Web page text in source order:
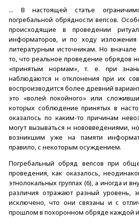
... В настоящей статье
погребальной обрядности вепсов.
происходящие в проведении
информаторов, и по ходу
литературным источникам. Но
то, что реальное проведение обрядов
«принятым нормам», т. е. при
наблюдаются н отклонения при их
воспроизводится более древний
это «волей покойного» или
которых соблюдение принятых в
оказалось по каким-то причинам
могут вызываться н нововведениями,
возникшим уже на памяти
правило, с некоторым осуждением.
Погребальный обряд вепсов при
проведения, как оказалось,
этнолокальных группах (6), а иногда и
различия отражают разный уровень,
исключено, что они связаны и с
прошлом в похоронном обряде каждой